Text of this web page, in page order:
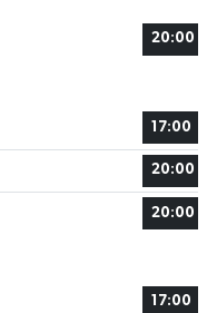
20:00
17:00
20:00
20:00
17:00